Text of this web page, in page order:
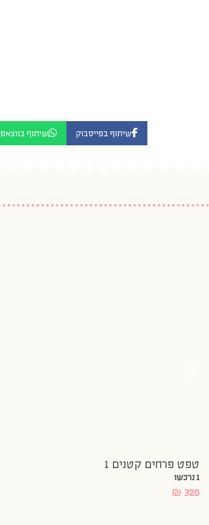
שיתוף בפייסבוק שיתוף בווצאפ
טפט פרחים קטנים 1
1 נרכשו
₪ 320